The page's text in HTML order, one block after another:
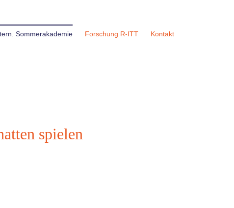
Sommerakademie Forschung R-ITT Kontakt
spielen